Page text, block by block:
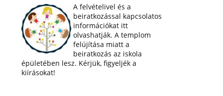
A felvételivel és a
beiratkozással kapcsolatos
információkat itt
olvashatják. A templom
felújítása miatt a
beiratkozás az iskola
épületében lesz. Kérjük, figyeljék a
kiírásokat!